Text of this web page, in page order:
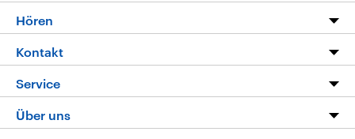
Programm
Die Nachrichten
Nachrichtenleicht
Neue Beiträge auf dlf.de
Hören
Livestream
Podcasts
Deutschlandfunk App
Kontakt
Hörerservice
Service
FAQ
Über uns